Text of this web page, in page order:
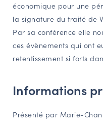
Comité d'Histoire
Service Inventaire et
VOUS ÊTES…
Responsables de structures
économique pour une
la signature du traité de
Par sa conférence elle
ces évènements qui ont
retentissement si forts
Informations
Présenté par Marie-